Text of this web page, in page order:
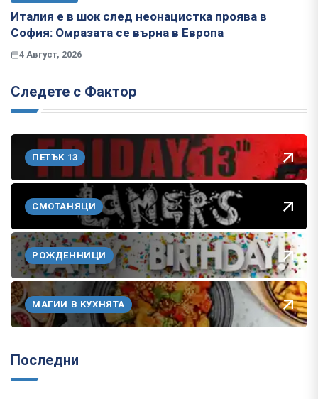
Италия е в шок след неонацистка проява в
София: Омразата се върна в Европа
4 Август, 2026
Следете с Фактор
ПЕТЪК 13
СМОТАНЯЦИ
РОЖДЕННИЦИ
МАГИИ В КУХНЯТА
Последни